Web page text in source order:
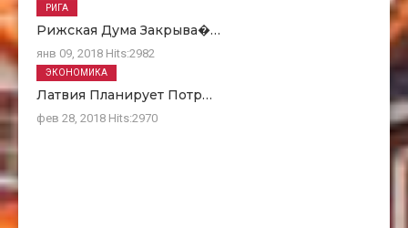
Рижская Дума Закрыва�…
янв 09, 2018 Hits:2982
РИГА
Латвия Планирует Потр…
фев 28, 2018 Hits:2970
ЭКОНОМИКА